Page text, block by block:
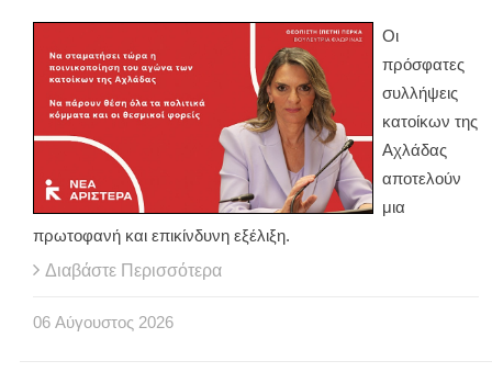
Οι
πρόσφατες
συλλήψεις
κατοίκων της
Αχλάδας
αποτελούν
μια
πρωτοφανή και επικίνδυνη εξέλιξη.
Διαβάστε Περισσότερα
06 Αύγουστος 2026